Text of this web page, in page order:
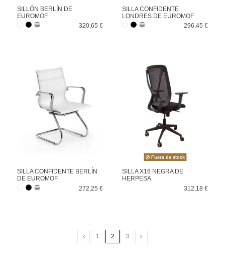
SILLÓN BERLÍN DE
EUROMOF
320,65 €
SILLA CONFIDENTE
LONDRES DE EUROMOF
296,45 €
SILLA CONFIDENTE BERLÍN
DE EUROMOF
272,25 €
Fuera de stock
SILLA X16 NEGRA DE
HERPESA
312,18 €
1 2 3